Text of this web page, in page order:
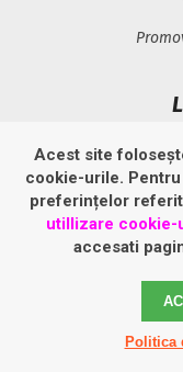
Politică
Acest site
cookie-urile.
preferințelor
utillizare cookie-
accesati
Politica